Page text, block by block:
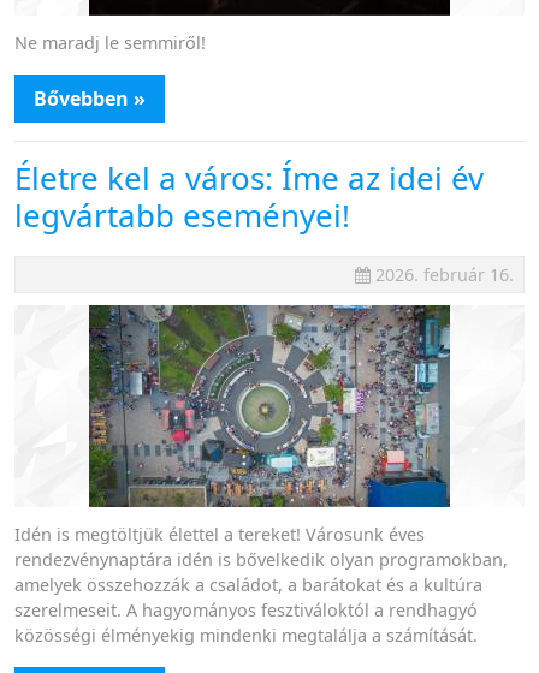
Ne maradj le semmiről!
Bővebben »
Életre kel a város: Íme az idei év
legvártabb eseményei!
2026. február 16.
Idén is megtöltjük élettel a tereket! Városunk éves
rendezvénynaptára idén is bővelkedik olyan programokban,
amelyek összehozzák a családot, a barátokat és a kultúra
szerelmeseit. A hagyományos fesztiváloktól a rendhagyó
közösségi élményekig mindenki megtalálja a számítását.